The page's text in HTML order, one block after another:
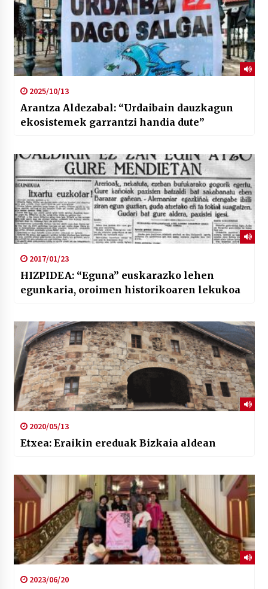
2025/10/13
Arantza Aldezabal: “Urdaibain dauzkagun
ekosistemek garrantzi handia dute”
2017/01/23
HIZPIDEA: “Eguna” euskarazko lehen
egunkaria, oroimen historikoaren lekukoa
2020/05/13
Etxea: Eraikin ereduak Bizkaia aldean
2023/06/20